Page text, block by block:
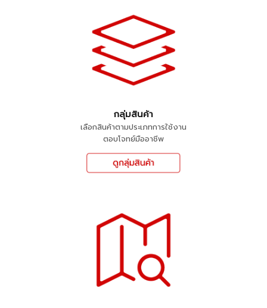
กลุ่มสินค้า
เลือกสินค้าตามประเภทการใช้งาน
ตอบโจทย์มืออาชีพ